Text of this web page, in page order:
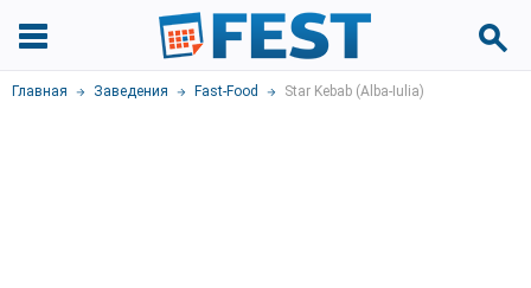
Главная Заведения Fast-Food Star Kebab (Alba-Iulia)